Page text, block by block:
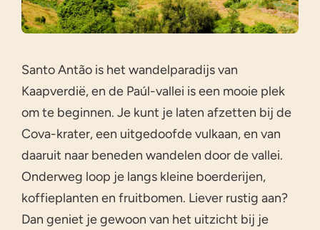
Santo Antão is het wandelparadijs van
Kaapverdië, en de Paúl-vallei is een mooie plek
om te beginnen. Je kunt je laten afzetten bij de
Cova-krater, een uitgedoofde vulkaan, en van
daaruit naar beneden wandelen door de vallei.
Onderweg loop je langs kleine boerderijen,
koffieplanten en fruitbomen. Liever rustig aan?
Dan geniet je gewoon van het uitzicht bij je